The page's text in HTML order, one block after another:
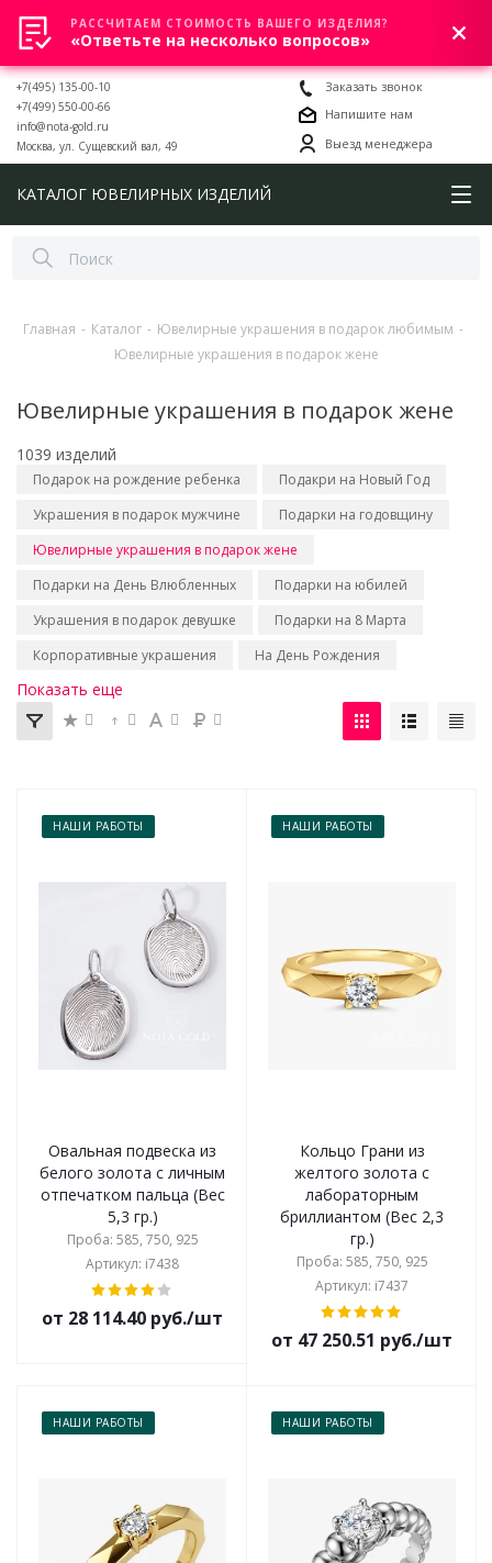
0
+7(495) 135-00-10
+7(499) 550-00-66
info@nota-gold.ru
Москва, ул. Сущевский вал, 49
Заказать звонок
Напишите нам
Выезд менеджера
КАТАЛОГ ЮВЕЛИРНЫХ ИЗДЕЛИЙ
Главная - Каталог - Ювелирные украшения в подарок любимым -
Ювелирные украшения в подарок жене
Ювелирные украшения в подарок жене
1039 изделий
Подарок на рождение ребенка
Подакри на Новый Год
Украшения в подарок мужчине
Подарки на годовщину
Ювелирные украшения в подарок жене
Подарки на День Влюбленных
Подарки на юбилей
Украшения в подарок девушке
Подарки на 8 Марта
Корпоративные украшения
На День Рождения
Показать еще
НАШИ РАБОТЫ
Овальная подвеска из
белого золота с личным
отпечатком пальца (Вес
5,3 гр.)
Проба: 585, 750, 925
Артикул: i7438
от 28 114.40 руб./шт
НАШИ РАБОТЫ
Кольцо Грани из
желтого золота с
лабораторным
бриллиантом (Вес 2,3
гр.)
Проба: 585, 750, 925
Артикул: i7437
от 47 250.51 руб./шт
НАШИ РАБОТЫ НАШИ РАБОТЫ
РАССЧИТАЕМ СТОИМОСТЬ ВАШЕГО ИЗДЕЛИЯ?
«Ответьте на несколько вопросов»